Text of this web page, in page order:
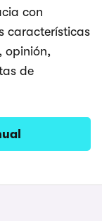
con
características
opinión,
de